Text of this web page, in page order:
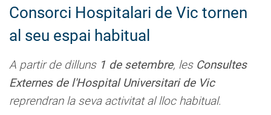
Consorci Hospitalari de Vic tornen
al seu espai habitual
A partir de dilluns 1 de setembre, les Consultes
Externes de l'Hospital Universitari de Vic
reprendran la seva activitat al lloc habitual.